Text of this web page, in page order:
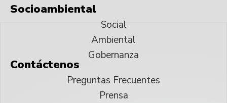
Socioambiental
Social
Ambiental
Gobernanza
Contáctenos
Preguntas Frecuentes
Prensa